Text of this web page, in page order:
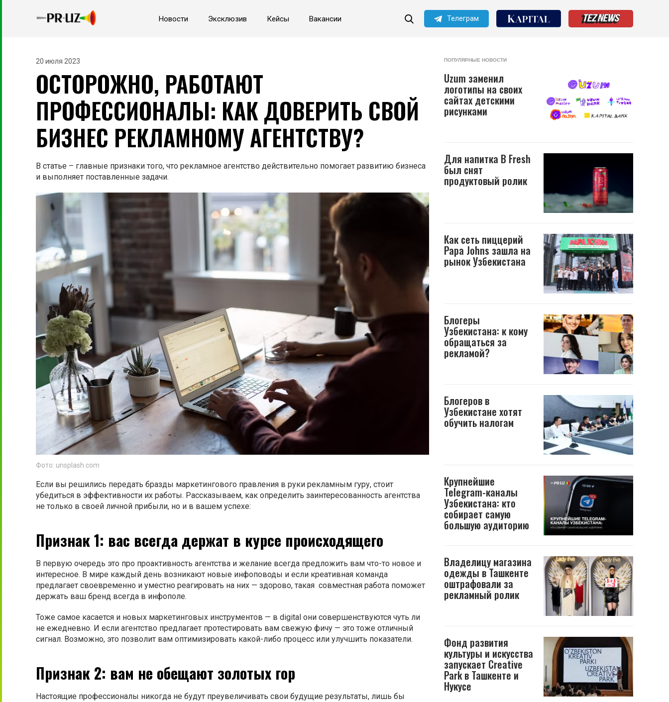
Новости Эксклюзив Кейсы Вакансии Телеграм
Читайте главные новости
20 июля 2023
ОСТОРОЖНО, РАБОТАЮТ
ПРОФЕССИОНАЛЫ: КАК ДОВЕРИТЬ СВОЙ
БИЗНЕС РЕКЛАМНОМУ АГЕНТСТВУ?
В статье – главные признаки того, что рекламное агентство действительно помогает развитию бизнеса
и выполняет поставленные задачи.
Фото: unsplash.com
Если вы решились передать бразды маркетингового правления в руки рекламным гуру, стоит
убедиться в эффективности их работы. Рассказываем, как определить заинтересованность агентства
не только в своей личной прибыли, но и в вашем успехе:
Признак 1: вас всегда держат в курсе происходящего
В первую очередь это про проактивность агентства и желание всегда предложить вам что-то новое и
интересное. В мире каждый день возникают новые инфоповоды и если креативная команда
предлагает своевременно и уместно реагировать на них — здорово, такая совместная работа поможет
держать ваш бренд всегда в инфополе.
Тоже самое касается и новых маркетинговых инструментов — в digital они совершенствуются чуть ли
не ежедневно. И если агентство предлагает протестировать вам свежую фичу — это тоже отличный
сигнал. Возможно, это позволит вам оптимизировать какой-либо процесс или улучшить показатели.
Признак 2: вам не обещают золотых гор
Настоящие профессионалы никогда не будут преувеличивать свои будущие результаты, лишь бы
ПОПУЛЯРНЫЕ НОВОСТИ
Uzum заменил
логотипы на своих
сайтах детскими
рисунками
Для напитка B Fresh
был снят
продуктовый ролик
Как сеть пиццерий
Papa Johns зашла на
рынок Узбекистана
Блогеры
Узбекистана: к кому
обращаться за
рекламой?
Блогеров в
Узбекистане хотят
обучить налогам
Крупнейшие
Telegram-каналы
Узбекистана: кто
собирает самую
большую аудиторию
Владелицу магазина
одежды в Ташкенте
оштрафовали за
рекламный ролик
Фонд развития
культуры и искусства
запускает Creative
Park в Ташкенте и
Нукусе